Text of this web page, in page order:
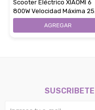
Scooter Eléctrico XIAOMI 6
800W Velocidad Máxima 25
Km/H App Mi Home